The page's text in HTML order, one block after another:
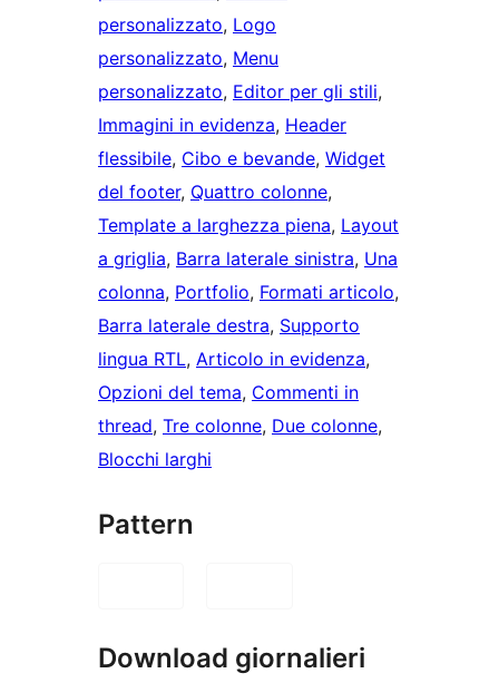
personalizzato, Logo
personalizzato, Menu
personalizzato, Editor per gli stili
Immagini in evidenza, Header
flessibile, Cibo e bevande, Widget
del footer, Quattro colonne
Template a larghezza piena, Layout
a griglia, Barra laterale sinistra, Una
colonna, Portfolio, Formati articolo
Barra laterale destra, Supporto
lingua RTL, Articolo in evidenza
Opzioni del tema, Commenti in
thread, Tre colonne, Due colonne
Blocchi larghi
Pattern
Download giornalieri